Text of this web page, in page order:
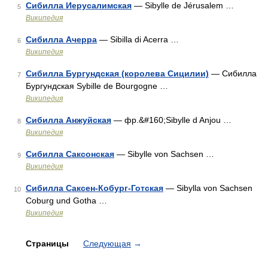
5 Сибилла Иерусалимская — Sibylle de Jérusalem …
Википедия
6 Сибилла Ачерра — Sibilla di Acerra …
Википедия
7 Сибилла Бургундская (королева Сицилии) — Сибилла
Бургундская Sybille de Bourgogne …
Википедия
8 Сибилла Анжуйская — фр.&#160;Sibylle d Anjou …
Википедия
9 Сибилла Саксонская — Sibylle von Sachsen …
Википедия
10 Сибилла Саксен-Кобург-Готская — Sibylla von Sachsen
Coburg und Gotha …
Википедия
Страницы Следующая →